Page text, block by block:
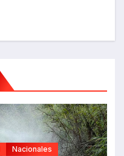
Nacionales